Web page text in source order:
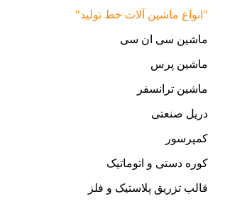
"انواع ماشین آلات خط تولید"
ماشین سی ان سی
ماشین پرس
ماشین ترانسفر
دریل صنعتی
کمپرسور
کوره دستی و اتوماتیک
قالب تزریق پلاستیک و فلز